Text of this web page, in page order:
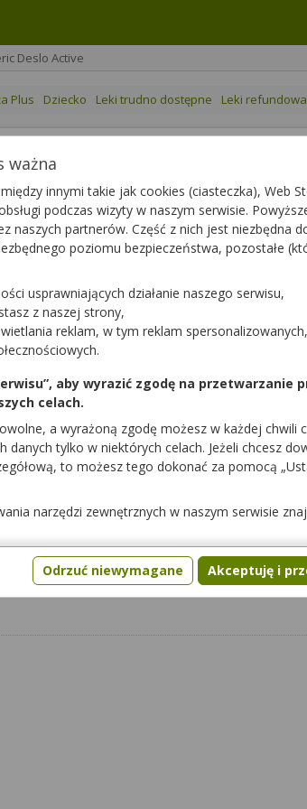
Deslo Active
Plus Dziecko Leki trudno dostępne Leki
|5 mg | 30 tabl.
30 tabl.
z żywnością PytaniaGdzie kupić lek
ważna
innymi takie jak cookies (ciasteczka), Web
podczas wizyty w naszym serwisie.
naszych partnerów. Część z nich jest niezbędna
poziomu bezpieczeństwa, pozostałe
usprawniających działanie naszego serwisu,
z naszej strony,
reklam, w tym reklam spersonalizowanych,
aby wyrazić zgodę na przetwarzanie
celach.
a wyrażoną zgodę możesz w każdej chwili
tylko w niektórych celach. Jeżeli chcesz
to możesz tego dokonać za pomocą
narzędzi zewnętrznych w naszym serwisie
Odrzuć niewymagane Akceptuję i